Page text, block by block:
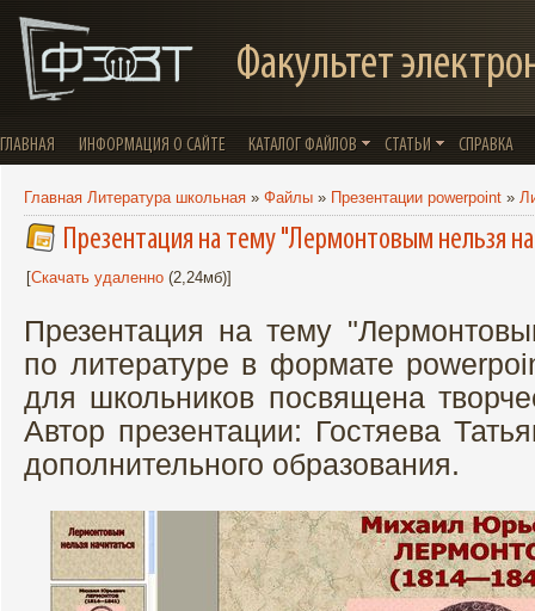
Факультет
ГЛАВНАЯ ИНФОРМАЦИЯ О САЙТЕ КАТАЛОГ ФАЙЛОВ СТАТЬИ СПРАВКА
Главная Литература школьная » Файлы » Презентации powerpoint »
Презентация на тему "Лермонтовым нельзя
[Скачать удаленно (2,24мб)]
Презентация на тему
по литературе в формате
для школьников посвящена
Автор презентации: Гостяева
дополнительного образования.